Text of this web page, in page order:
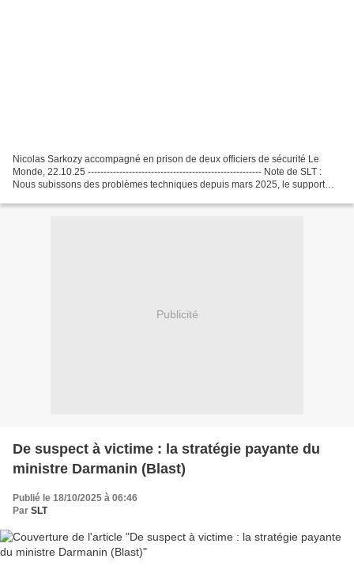
Nicolas Sarkozy accompagné en prison de deux officiers de sécurité Le
Monde, 22.10.25 ------------------------------------------------------- Note de SLT :
Nous subissons des problèmes techniques depuis mars 2025, le support
Publicité
De suspect à victime : la stratégie payante du
ministre Darmanin (Blast)
Publié le 18/10/2025 à 06:46
Par SLT